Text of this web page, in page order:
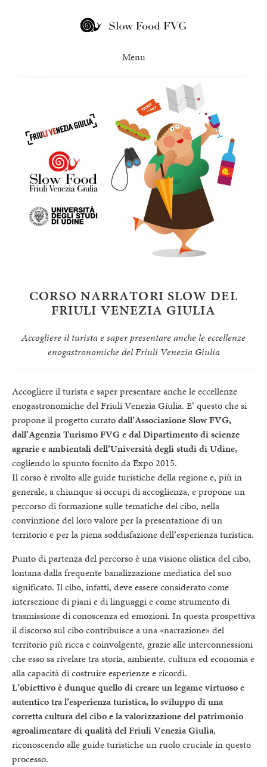
CORSO NARRATORI SLOW DEL
FRIULI VENEZIA GIULIA
Accogliere il turista e saper presentare anche le eccellenze
enogastronomiche del Friuli Venezia Giulia
Accogliere il turista e saper presentare anche le eccellenze
enogastronomiche del Friuli Venezia Giulia. E’ questo che si
propone il progetto curatodall’Associazione Slow FVG,
dall’Agenzia Turismo FVG e dal Dipartimento di scienze
agrarie e ambientali dell’Università degli studi di Udine,
cogliendo lo spunto fornito da Expo 2015.
Il corso è rivolto alle guide turistiche della regione e, più in
generale, a chiunque si occupi di accoglienza, e propone un
percorso di formazione sulle tematiche del cibo, nella
convinzione del loro valore per la presentazione di un
territorio e per la piena soddisfazione dell’esperienza turistica.
Punto di partenza del percorso è una visione olistica del cibo,
lontana dalla frequente banalizzazione mediatica del suo
significato. Il cibo, infatti, deve essere considerato come
intersezione di piani e di linguaggi e come strumento di
trasmissione di conoscenza ed emozioni. In questa prospettiva
il discorso sul cibo contribuisce a una «narrazione» del
territorio più ricca e coinvolgente, grazie alle interconnessioni
che esso sa rivelare tra storia, ambiente, cultura ed economia e
alla capacità di costruire esperienze e ricordi.
L’obiettivo è dunque quello di creare un legame virtuoso e
autentico tra l’esperienza turistica, lo sviluppo di una
corretta cultura del cibo e la valorizzazione del patrimonio
agroalimentare di qualità del Friuli Venezia Giulia,
riconoscendo alle guide turistiche un ruolo cruciale in questo
processo.